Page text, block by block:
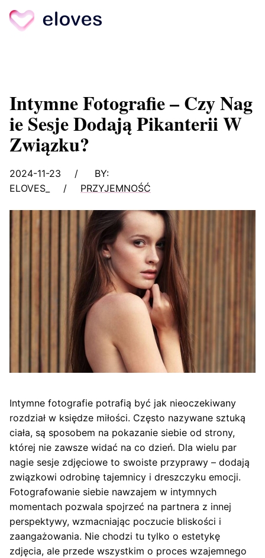
Intymne Fotografie – Czy Nag
Ie Sesje Dodają Pikanterii W
Związku?
2024-11-23 /
BY:
ELOVES_
/ PRZYJEMNOŚĆ
Intymne fotografie potrafią być jak nieoczekiwany
rozdział w księdze miłości. Często nazywane sztuką
ciała, są sposobem na pokazanie siebie od strony,
której nie zawsze widać na co dzień. Dla wielu par
nagie sesje zdjęciowe to swoiste przyprawy – dodają
związkowi odrobinę tajemnicy i dreszczyku emocji.
Fotografowanie siebie nawzajem w intymnych
momentach pozwala spojrzeć na partnera z innej
perspektywy, wzmacniając poczucie bliskości i
zaangażowania. Nie chodzi tu tylko o estetykę
zdjęcia, ale przede wszystkim o proces wzajemnego